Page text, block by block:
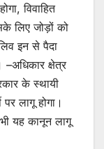
विवाहित
लिए जोड़ों को
इन से पैदा
–अधिकार क्षेत्र
के स्थायी
पर लागू होगा।
यह कानून लागू